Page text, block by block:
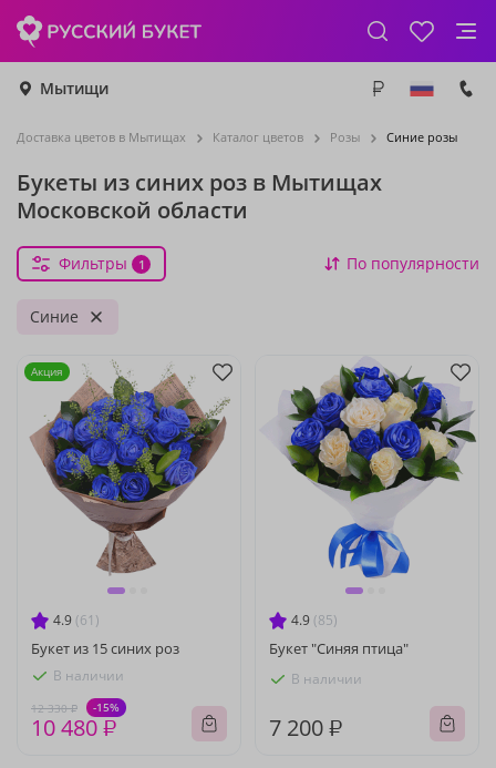
Мытищи
Доставка цветов в Мытищах Каталог цветов Розы Синие розы
Букеты из синих роз в Мытищах
Московской области
Фильтры 1 По популярности
Синие
4.9 (61)
Букет из 15 синих роз
В наличии
12 330 ₽ -15%
10 480 ₽
Акция
4.9 (85)
Букет "Синяя птица"
В наличии
7 200 ₽